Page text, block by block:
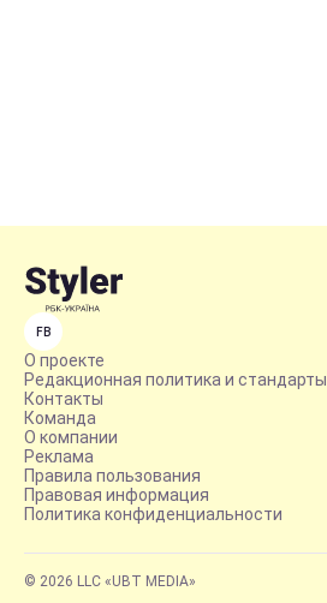
FB
О проекте
Редакционная политика и стандарты
Контакты
Команда
О компании
Реклама
Правила пользования
Правовая информация
Политика конфиденциальности
© 2026 LLC «UBT MEDIA»